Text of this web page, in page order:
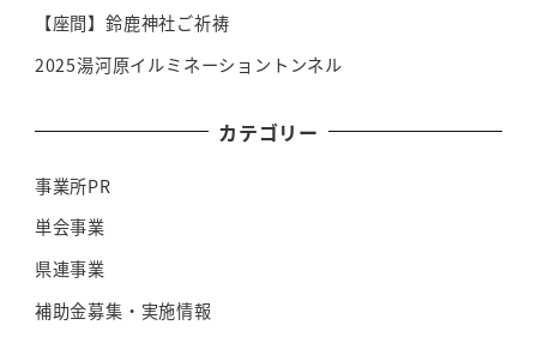
【座間】鈴鹿神社ご祈祷
2025湯河原イルミネーショントンネル
カテゴリー
事業所PR
単会事業
県連事業
補助金募集・実施情報